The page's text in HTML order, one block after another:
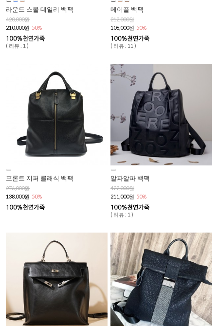
라운드 스몰 데일리 백팩
420,000원
210,000원 50%
( 리뷰 : 1 )
메이플 백팩
212,000원
106,000원 50%
( 리뷰 : 11 )
프론트 지퍼 클래식 백팩
276,000원
138,000원 50%
알파알파 백팩
422,000원
211,000원 50%
( 리뷰 : 1 )